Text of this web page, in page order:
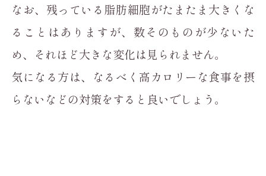
なお、残っている脂肪細胞がたまたま大きくな
ることはありますが、数そのものが少ないた
め、それほど大きな変化は見られません。
気になる方は、なるべく高カロリーな食事を摂
らないなどの対策をすると良いでしょう。